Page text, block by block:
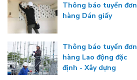
Thông báo tuyển đơn
hàng Dán giấy
Thông báo tuyển đơn
hàng Lao động đặc
định - Xây dựng